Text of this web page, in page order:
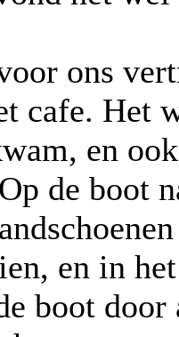
ons
cafe. Het
en
de boot
en in
boot